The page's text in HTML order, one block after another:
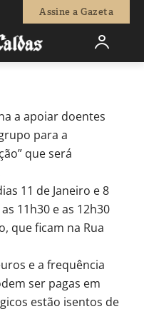
Assine a Gazeta
0
a apoiar doentes
para a
que será
11 de Janeiro e 8
11h30 e as 12h30
que ficam na Rua
e a frequência
ser pagas em
estão isentos de